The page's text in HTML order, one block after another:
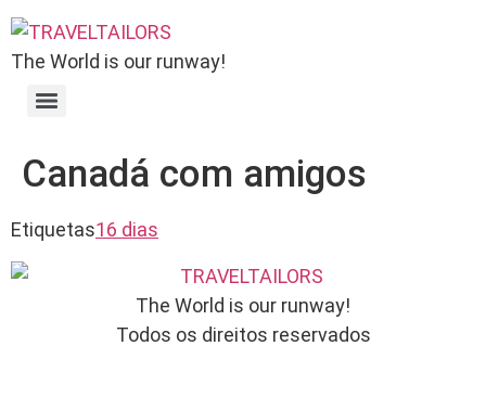
The World is our runway!
Canadá com amigos
Etiquetas16 dias
The World is our runway!
Todos os direitos reservados